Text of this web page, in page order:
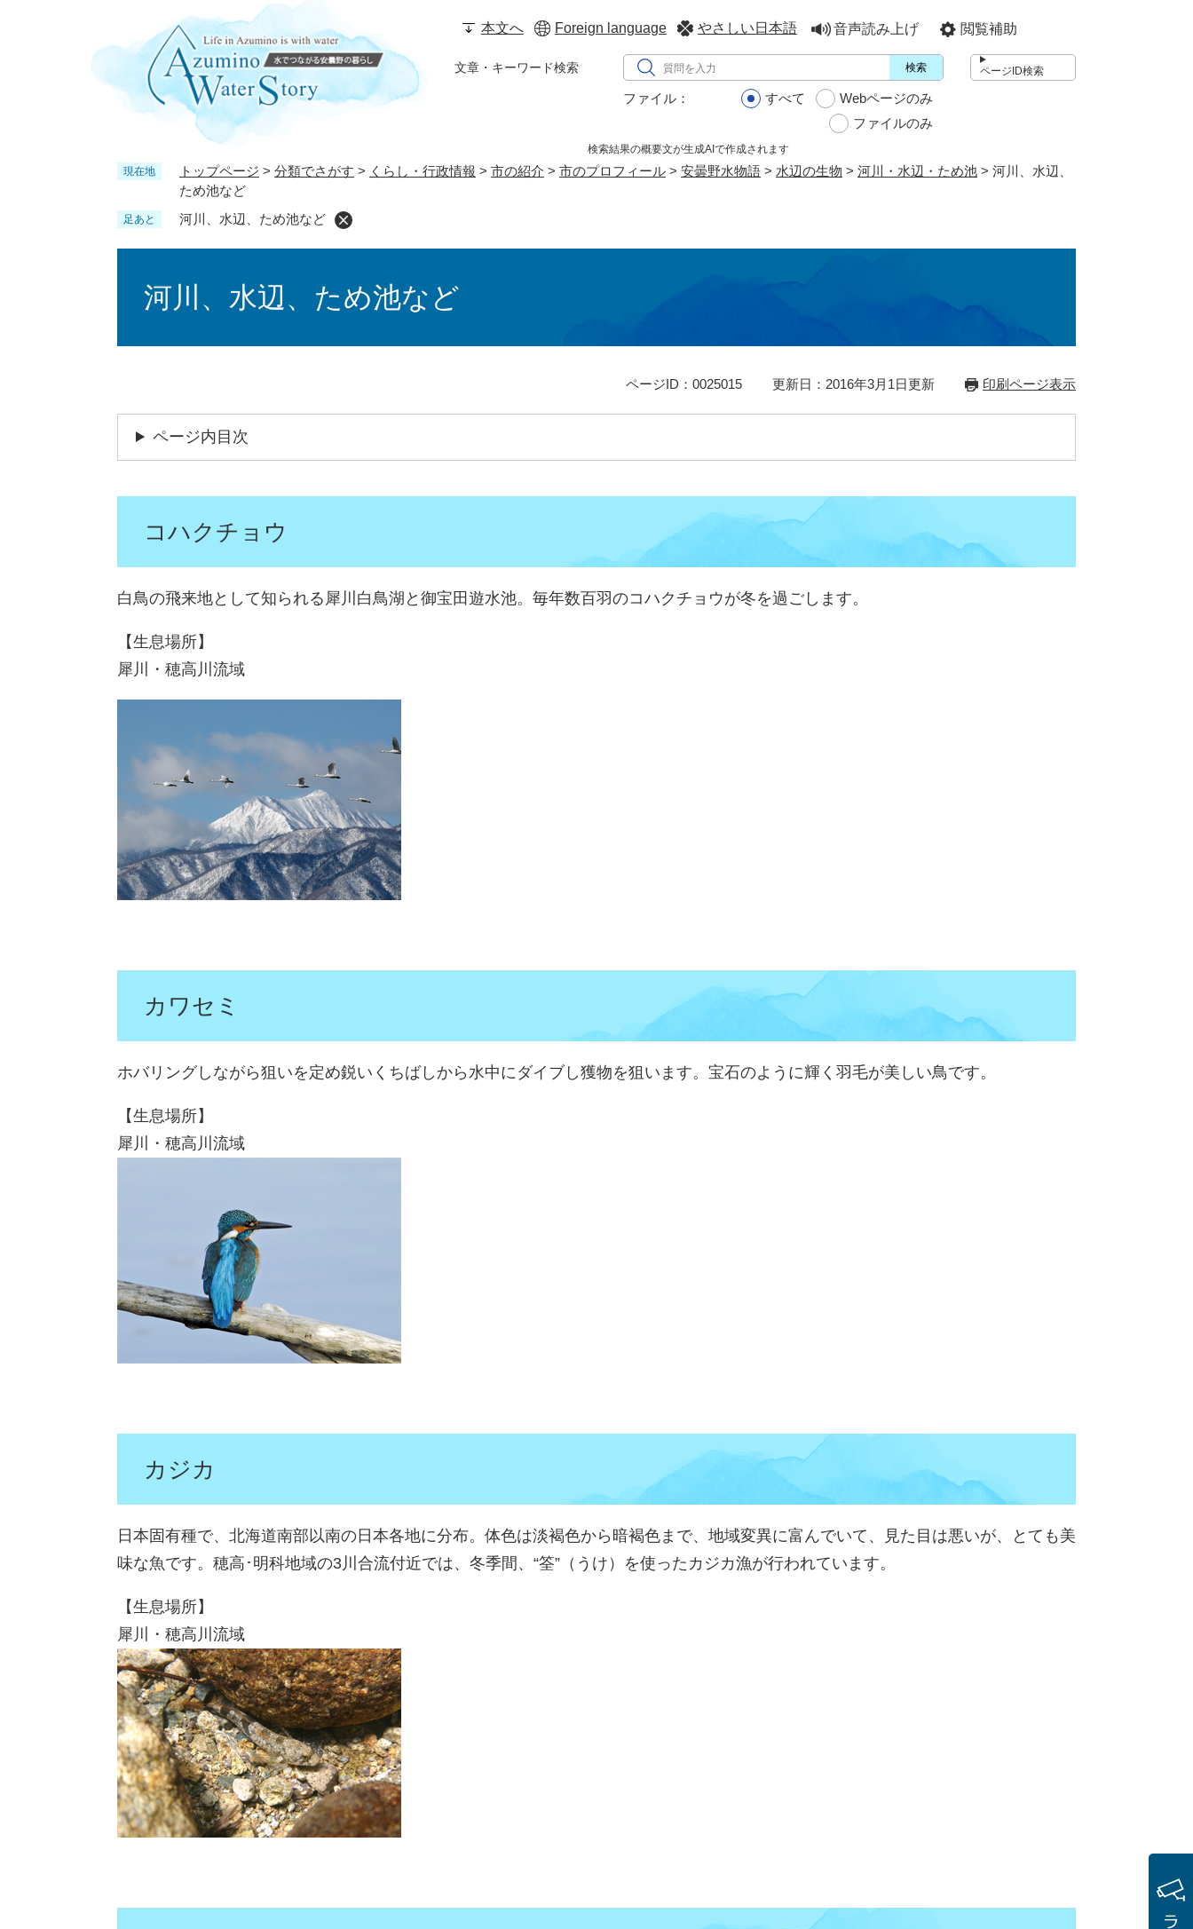
本文へ Foreign language やさしい日本語 音声読み上げ 閲覧補助
文章・キーワード検索
文
書
検索
ファイル： すべて
Webページのみ
ファイルのみ
検索結果の概要文が生成AIで作成されます
ページID検索
現在地 トップページ > 分類でさがす > くらし・行政情報 > 市の紹介 > 市のプロフィール > 安曇野水物語 > 水辺の生物 > 河川・水辺・ため池 > 河川、水辺、
ため池など
足あと 河川、水辺、ため池など
河川、水辺、ため池など
ページID：0025015 更新日：2016年3月1日更新 印刷ページ表示
ページ内目次
コハクチョウ
白鳥の飛来地として知られる犀川白鳥湖と御宝田遊水池。毎年数百羽のコハクチョウが冬を過ごします。
【生息場所】
犀川・穂高川流域
カワセミ
ホバリングしながら狙いを定め鋭いくちばしから水中にダイブし獲物を狙います。宝石のように輝く羽毛が美しい鳥です。
【生息場所】
犀川・穂高川流域
カジカ
日本固有種で、北海道南部以南の日本各地に分布。体色は淡褐色から暗褐色まで、地域変異に富んでいて、見た目は悪いが、とても美
味な魚です。穂高･明科地域の3川合流付近では、冬季間、“筌”（うけ）を使ったカジカ漁が行われています。
【生息場所】
犀川・穂高川流域